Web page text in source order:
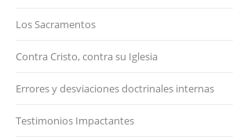
Los Sacramentos
Contra Cristo, contra su Iglesia
Errores y desviaciones doctrinales internas
Testimonios Impactantes